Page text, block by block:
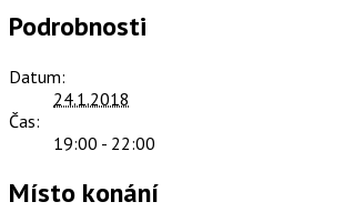
Podrobnosti
Datum:
24.1.2018
Čas:
19:00 - 22:00
Místo konání